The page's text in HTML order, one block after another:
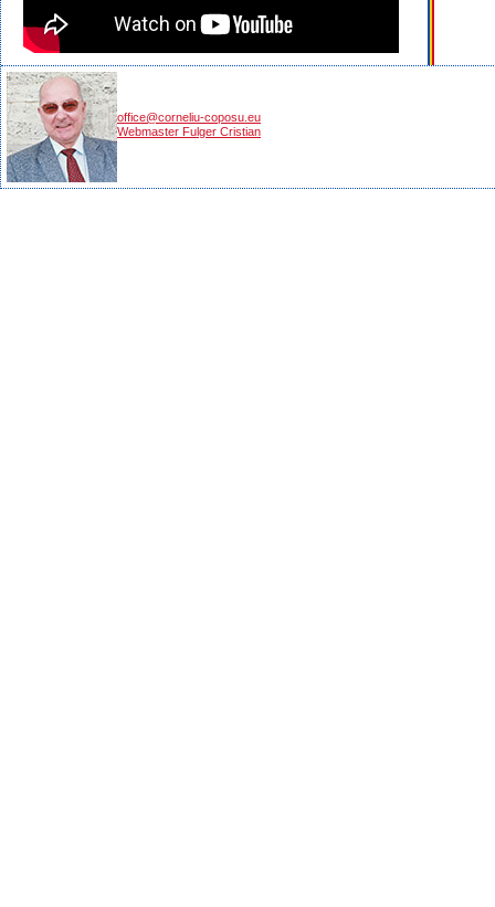
office@corneliu-coposu.eu
Webmaster Fulger Cristian